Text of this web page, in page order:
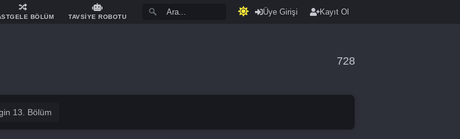
BÖLÜM TAVSİYE ROBOTU
Üye Girişi Kayıt Ol
728
13. Bölüm